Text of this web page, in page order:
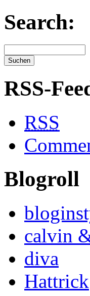
Search:
RSS-
RSS
Blogroll
calvin
diva
Hattrick